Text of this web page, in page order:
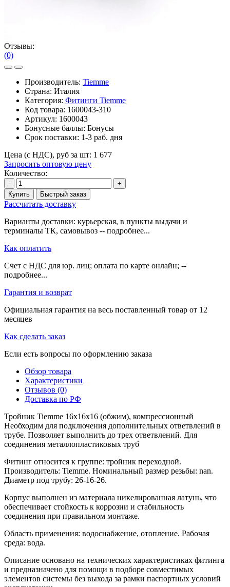
Отзывы:
(0)
Производитель: Tiemme
Страна: Италия
Категория: Фитинги Tiemme
Код товара: 1600043-310
Артикул: 1600043
Бонусные баллы: Бонусы
Срок поставки: 1-3 раб. дня
Цена (с НДС), руб за шт: 1 677
Запросить оптовую цену
Количество:
-
+
Купить
Быстрый заказ
Рассчитать доставку
Варианты доставки: курьерская, в пункты выдачи и
терминалы ТК, самовывоз -- подробнее...
Как оплатить
Счет с НДС для юр. лиц; оплата по карте онлайн; --
подробнее...
Гарантия и возврат
Официальная гарантия на весь поставленный товар от 12
месяцев
Как сделать заказ
Если есть вопросы по оформлению заказа
Обзор товара
Характеристики
Отзывов (0)
Доставка по РФ
Тройник Tiemme 16x16x16 (обжим), компрессионный
Необходим для подключения дополнительных ответвлений в
трубе. Позволяет выполнить до трех ответвлений. Для
соединения металлопластиковых труб
Фитинг относится к группе: тройник переходной.
Производитель: Tiemme. Номинальный размер резьбы: nan.
Диаметр под трубу: 26-16-26.
Корпус выполнен из материала никелированная латунь, что
обеспечивает стойкость к коррозии и стабильность
соединения при правильном монтаже.
Область применения: водоснабжение, отопление. Рабочая
среда: вода.
Описание основано на технических характеристиках фитинга
и предназначено для помощи в подборе совместимых
элементов системы без выхода за рамки паспортных условий